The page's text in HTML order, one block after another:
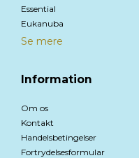
Essential
Eukanuba
Se mere
Information
Om os
Kontakt
Handelsbetingelser
Fortrydelsesformular